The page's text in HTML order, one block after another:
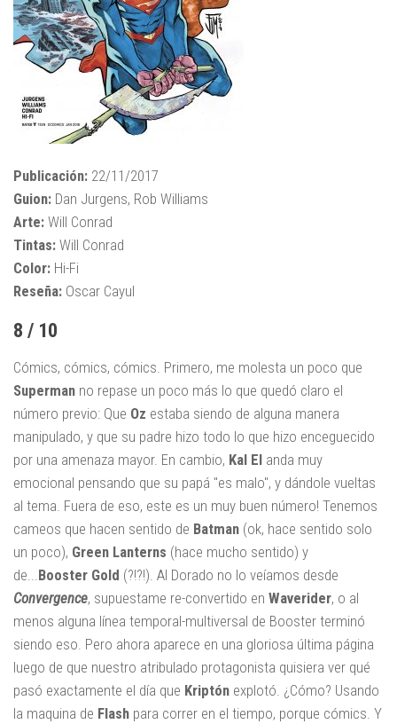
Publicación: 22/11/2017
Guion: Dan Jurgens, Rob Williams
Arte: Will Conrad
Tintas: Will Conrad
Color: Hi-Fi
Reseña: Oscar Cayul
8 / 10
Cómics, cómics, cómics. Primero, me molesta un poco que
Superman no repase un poco más lo que quedó claro el
número previo: Que Oz estaba siendo de alguna manera
manipulado, y que su padre hizo todo lo que hizo enceguecido
por una amenaza mayor. En cambio, Kal El anda muy
emocional pensando que su papá "es malo", y dándole vueltas
al tema. Fuera de eso, este es un muy buen número! Tenemos
cameos que hacen sentido de Batman (ok, hace sentido solo
un poco), Green Lanterns (hace mucho sentido) y
de...Booster Gold (?!?!). Al Dorado no lo veíamos desde
Convergence, supuestame re-convertido en Waverider, o al
menos alguna línea temporal-multiversal de Booster terminó
siendo eso. Pero ahora aparece en una gloriosa última página
luego de que nuestro atribulado protagonista quisiera ver qué
pasó exactamente el día que Kriptón explotó. ¿Cómo? Usando
la maquina de Flash para correr en el tiempo, porque cómics. Y